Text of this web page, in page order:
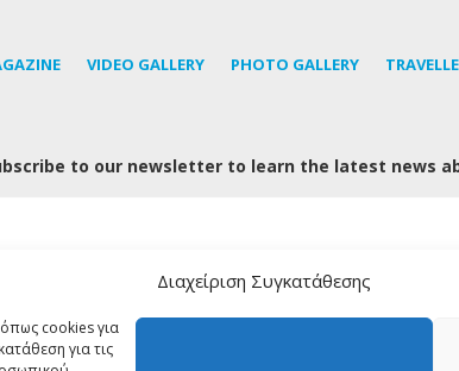
Διαχείριση Συγκατάθεσης
cookies για
για τις
VIDEO GALLERY PHOTO GALLERY
to our newsletter to learn the latest news
FOLLOW US